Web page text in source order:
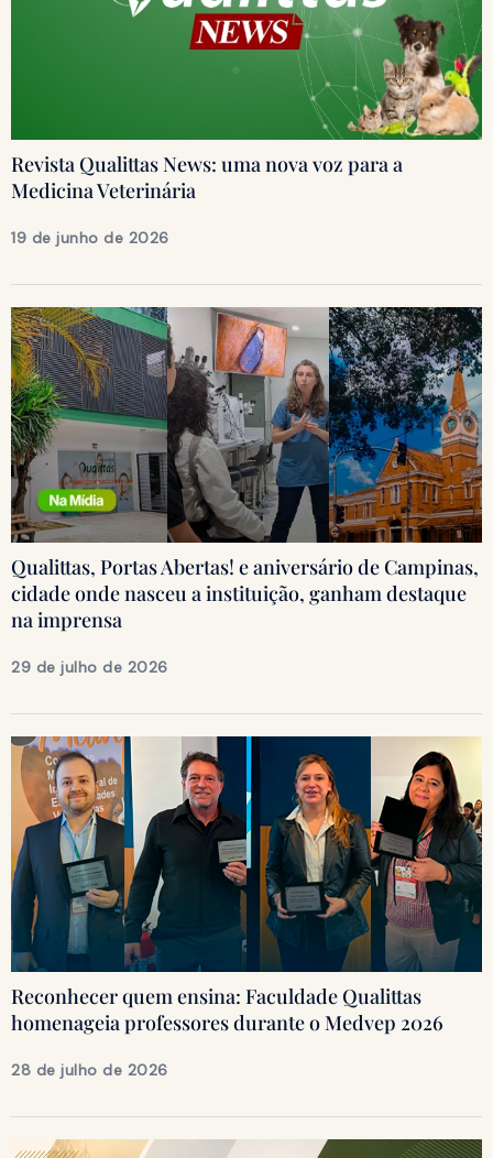
Revista Qualittas News: uma nova voz para a
Medicina Veterinária
19 de junho de 2026
Qualittas, Portas Abertas! e aniversário de Campinas,
cidade onde nasceu a instituição, ganham destaque
na imprensa
29 de julho de 2026
Reconhecer quem ensina: Faculdade Qualittas
homenageia professores durante o Medvep 2026
28 de julho de 2026